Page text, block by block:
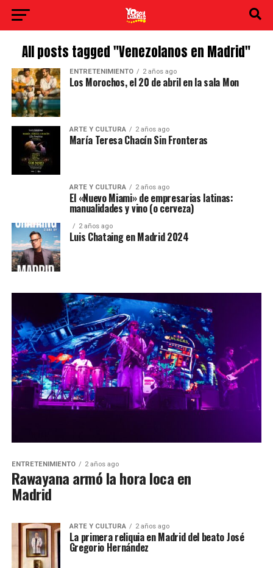
All posts tagged "Venezolanos en Madrid"
ENTRETENIMIENTO 2 años ago
Los Morochos, el 20 de abril en la sala Mon
ARTE Y CULTURA 2 años ago
María Teresa Chacín Sin Fronteras
ARTE Y CULTURA 2 años ago
El «Nuevo Miami» de empresarias latinas:
manualidades y vino (o cerveza)
2 años ago
Luis Chataing en Madrid 2024
ENTRETENIMIENTO 2 años ago
Rawayana armó la hora loca en
Madrid
ARTE Y CULTURA 2 años ago
La primera reliquia en Madrid del beato José
Gregorio Hernández